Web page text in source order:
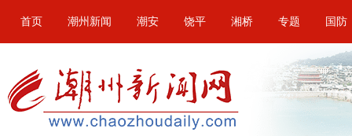
首页 潮州新闻 潮安 饶平 湘桥 专题 国防